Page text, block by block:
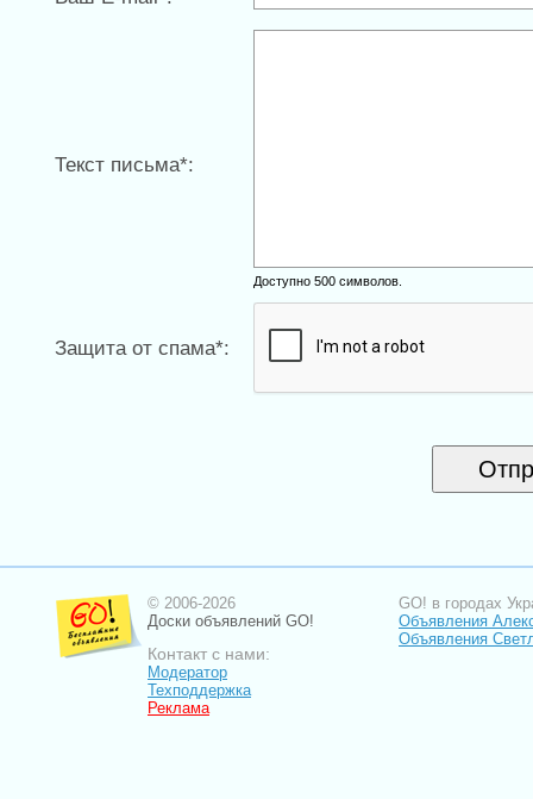
Текст письма*:
Доступно 500 символов.
Защита от спама*:
© 2006-2026
Доски объявлений GO!
Контакт с нами:
Модератор
Техподдержка
Реклама
GO! в городах
Объявления
Объявления